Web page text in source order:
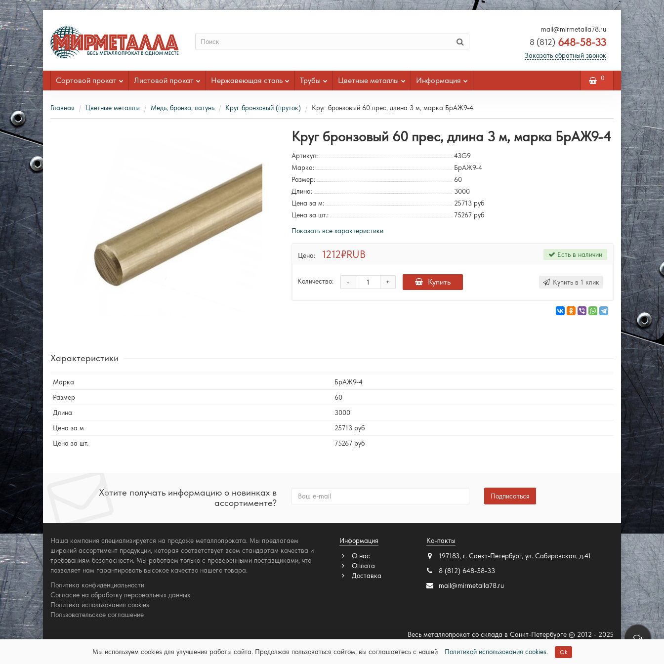
mail@mirmetalla78.ru
8 (812) 648-58-33
Заказать обратный звонок
Сортовой прокат Листовой прокат Нержавеющая сталь Трубы Цветные металлы Информация 0
Главная Цветные металлы Медь, бронза, латунь Круг бронзовый (пруток) Круг бронзовый 60 прес, длина 3 м, марка БрАЖ9-4
Круг бронзовый 60 прес, длина 3 м, марка БрАЖ9-4
Артикул:
43G9
Марка:
БрАЖ9-4
Размер:
60
Длина:
3000
Цена за м:
25713 руб
Цена за шт.:
75267 руб
Показать все характеристики
Цена: 1212₽RUB Есть в наличии
Количество: +
- Купить Купить в 1 клик
Характеристики
Марка
БрАЖ9-4
Размер
60
Длина
3000
Цена за м
25713 руб
Цена за шт.
75267 руб
Хотите получать информацию о новинках в
ассортименте?
Подписаться
Наша компания специализируется на продаже металлопроката. Мы предлагаем
широкий ассортимент продукции, которая соответствует всем стандартам качества и
требованиям безопасности. Мы работаем только с проверенными поставщиками, что
позволяет нам гарантировать высокое качество нашего товара.
Политика конфиденциальности
Согласие на обработку персональных данных
Политика использования cookies
Пользовательское соглашение
Информация
О нас
Оплата
Доставка
Контакты
197183, г. Санкт-Петербург, ул. Сабировская, д.41
8 (812) 648-58-33
mail@mirmetalla78.ru
Весь металлопрокат со склада в Санкт-Петербурге © 2012 - 2025
Мы используем cookies для улучшения работы сайта. Продолжая пользоваться сайтом, вы соглашаетесь с нашей Политикой использования cookies. Ok